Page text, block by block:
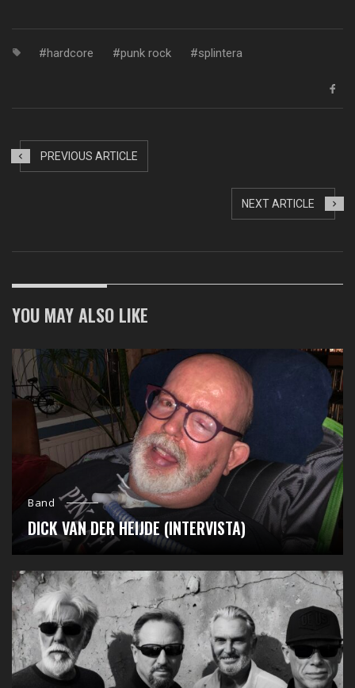
hardcore punk rock splintera
PREVIOUS ARTICLE
NEXT ARTICLE
YOU MAY ALSO LIKE
Band
DICK VAN DER HEIJDE (INTERVISTA)